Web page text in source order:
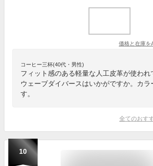
価格と在庫を
コーヒー三杯(40代・男性)
フィット感のある軽量な人工皮革が使われ
ウェーブダイバースはいかがですか。カラ
す。
全てのおす
10